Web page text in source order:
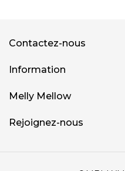
Contactez-nous
Information
Melly Mellow
Rejoignez-nous